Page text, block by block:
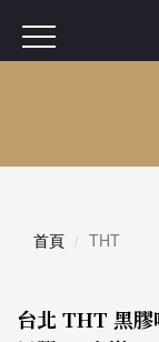
首頁 THT
台北 THT 黑